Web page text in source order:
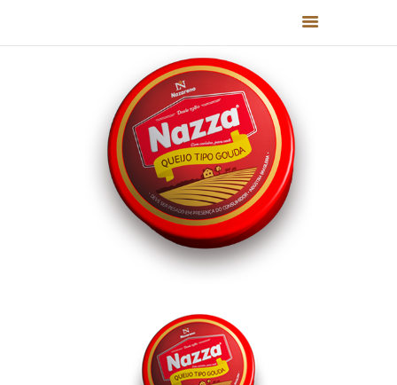
HOME
QUEM SOMOS
PRODUTOS
RECEITAS
FALE CONOSCO